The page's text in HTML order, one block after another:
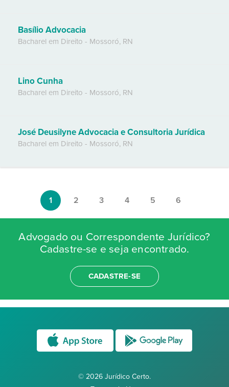
Basílio Advocacia
Bacharel em Direito - Mossoró, RN
Lino Cunha
Bacharel em Direito - Mossoró, RN
José Deusilyne Advocacia e Consultoria Jurídica
Bacharel em Direito - Mossoró, RN
1 2 3 4 5 6
Advogado ou Correspondente Jurídico?
Cadastre-se e seja encontrado.
CADASTRE-SE
© 2026 Jurídico Certo.